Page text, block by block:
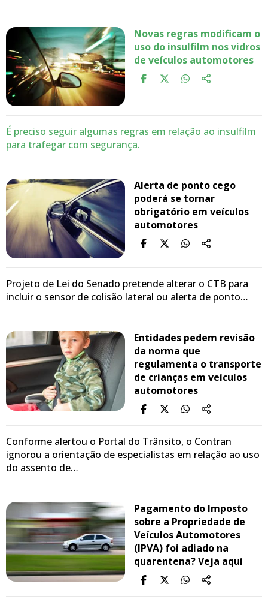
Novas regras modificam o
uso do insulfilm nos vidros
de veículos automotores
É preciso seguir algumas regras em relação ao insulfilm
para trafegar com segurança.
Alerta de ponto cego
poderá se tornar
obrigatório em veículos
automotores
Projeto de Lei do Senado pretende alterar o CTB para
incluir o sensor de colisão lateral ou alerta de ponto…
Entidades pedem revisão
da norma que
regulamenta o transporte
de crianças em veículos
automotores
Conforme alertou o Portal do Trânsito, o Contran
ignorou a orientação de especialistas em relação ao uso
do assento de…
Pagamento do Imposto
sobre a Propriedade de
Veículos Automotores
(IPVA) foi adiado na
quarentena? Veja aqui